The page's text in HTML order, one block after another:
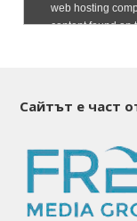
Сайтът е част